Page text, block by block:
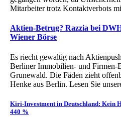
Mitarbeiter trotz Kontaktverbots
Aktien-Betrug? Razzia bei
Wiener Börse
Es riecht gewaltig nach
Berliner Immobilien- und
Grunewald. Die Fäden zieht
Henke aus Berlin. Lesen Sie
Kiri-Investment in Deutschland: Kein
440 %